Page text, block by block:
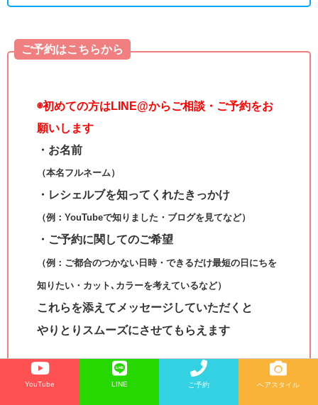
ご予約はこちらから
◉初めての方はLINE@からご相談・ご予約をお
願いします
・お名前
（本名フルネーム）
・レシェルブを知ってくれたきっかけ
（例：YouTubeで知りました・ブログを見てなど）
・ご予約に関してのご希望
（例：ご都合のつかない日時・できるだけ最短の日にちを
知りたい・カット､カラーを考えているなど）
これらを添えてメッセージしていただくと
やりとりスムーズにさせてもらえます
YouTube LINE ご予約 ヘアスタイル